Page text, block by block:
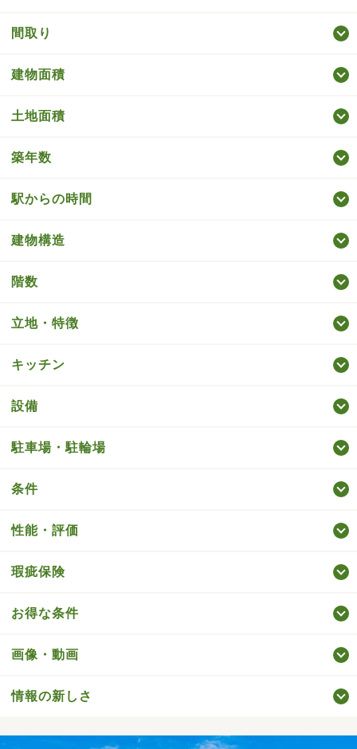
間取り
建物面積
土地面積
築年数
駅からの時間
建物構造
階数
立地・特徴
キッチン
設備
駐車場・駐輪場
条件
性能・評価
瑕疵保険
お得な条件
画像・動画
情報の新しさ